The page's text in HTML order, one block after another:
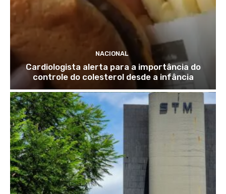
NACIONAL
Cardiologista alerta para a importância do
controle do colesterol desde a infância